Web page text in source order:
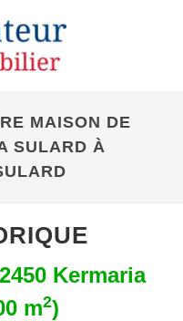
MAISON DE
SULARD À
Kermaria
m2)